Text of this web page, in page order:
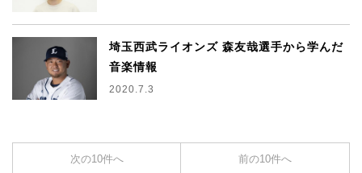
埼玉西武ライオンズ 森友哉選手から学んだ
音楽情報
2020.7.3
次の10件へ 前の10件へ